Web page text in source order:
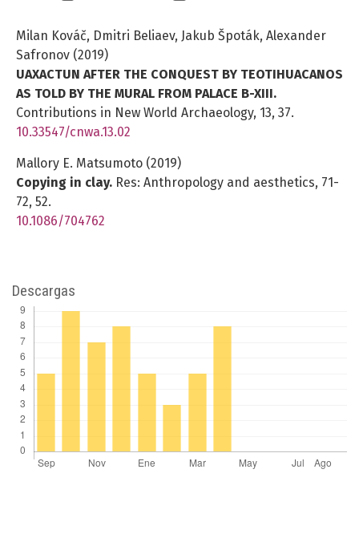
Milan Kováč, Dmitri Beliaev, Jakub Špoták, Alexander
Safronov (2019)
UAXACTUN AFTER THE CONQUEST BY TEOTIHUACANOS
AS TOLD BY THE MURAL FROM PALACE B-XIII.
Contributions in New World Archaeology, 13, 37.
10.33547/cnwa.13.02
Mallory E. Matsumoto (2019)
Copying in clay. Res: Anthropology and aesthetics, 71-
72, 52.
10.1086/704762
Descargas